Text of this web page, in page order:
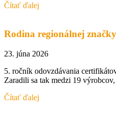
Čítať ďalej
Rodina regionálnej
23. júna 2026
5. ročník odovzdávania
Zaradili sa tak medzi 19
Čítať ďalej